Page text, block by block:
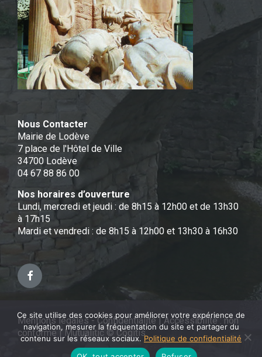
Nous Contacter
Mairie de Lodève
7 place de l'Hôtel de Ville
34700 Lodève
04 67 88 86 00
Nos horaires d’ouverture
Lundi, mercredi et jeudi : de 8h15 à 12h00 et de 13h30
à 17h15
Mardi et vendredi : de 8h15 à 12h00 et 13h30 à 16h30
Facebook
Mentions légales - Confidentialité|Accessibilité : non
conforme| Mutualitic © Cogitis
Ce site utilise des cookies pour améliorer votre expérience de
navigation, mesurer la fréquentation du site et partager du
contenu sur les réseaux sociaux.Politique de confidentialité